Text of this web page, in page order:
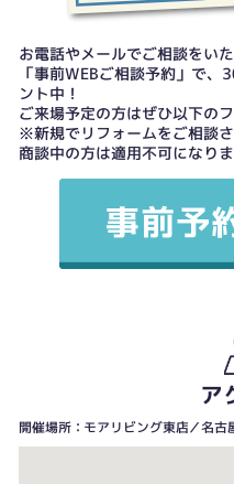
お電話やメールでご相談をい
「事前WEBご相談予約」で
ント中！
ご来場予定の方はぜひ以下の
※新規でリフォームをご相談
商談中の方は適用不可になり
ア
開催場所：モアリビング東店／名